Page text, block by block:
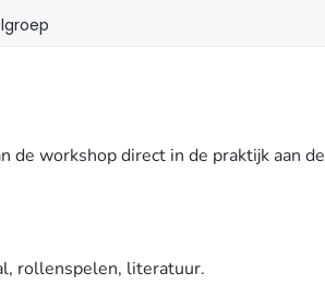
de workshop direct in de praktijk aan de
rollenspelen, literatuur.